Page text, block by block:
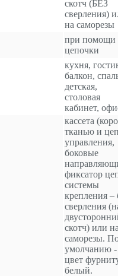
скотч (БЕЗ
сверления)
на саморезы
при помощи
цепочки
кухня,
балкон,
детская,
столовая
кабинет,
кассета
тканью и
управления,
боковые
фиксатор
системы
крепления –
сверления
скотч) или
саморезы.
умолчанию -
цвет
белый.